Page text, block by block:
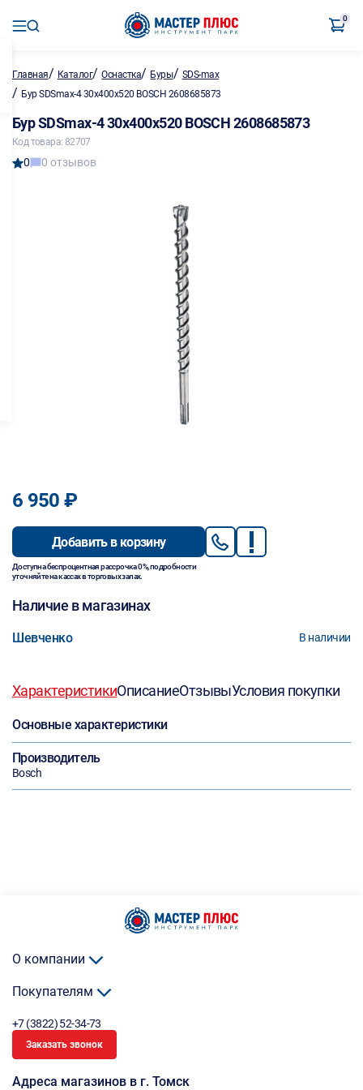
0
Главная/ Каталог/Оснастка/ Буры/ SDS-max
/ Бур SDSmax-4 30х400х520 BOSCH 2608685873
Бур SDSmax-4 30х400х520 BOSCH 2608685873
Код товара: 82707
0 0 отзывов
6 950 ₽
Добавить в корзину
Доступна беспроцентная рассрочка 0%, подробности
уточняйте на кассах в торговых залах.
Наличие в магазинах
Шевченко В наличии
ХарактеристикиОписаниеОтзывыУсловия покупки
Основные характеристики
Производитель
Bosch
О компании
Покупателям
+7 (3822) 52-34-73
Заказать звонок
Адреса магазинов в г. Томск